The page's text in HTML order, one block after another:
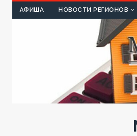
АФИША НОВОСТИ РЕГИОНОВ